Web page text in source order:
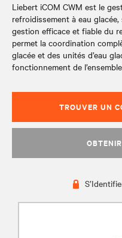
Liebert iCOM CWM est le
refroidissement à eau
gestion efficace et fiable du
permet la coordination
glacée et des unités d’eau
fonctionnement de
TROUVER UN